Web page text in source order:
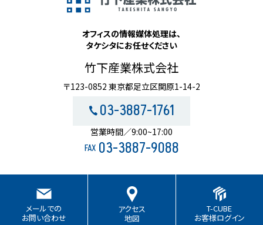
オフィスの情報媒体処理は、
タケシタにお任せください
竹下産業株式会社
〒123-0852 東京都足立区関原1-14-2
03-3887-1761
営業時間／9:00~17:00
FAX 03-3887-9088
メールでの
お問い合わせ
アクセス
地図
T-CUBE
お客様ログイン